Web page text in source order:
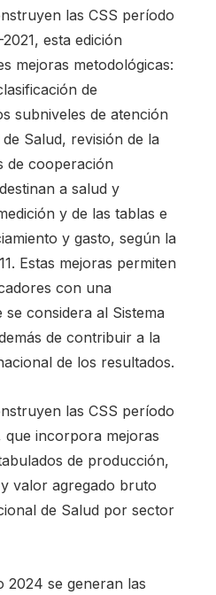
las CSS período
esta edición
mejoras metodológicas:
de
subniveles de atención
Salud, revisión de la
de cooperación
a salud y
y de las tablas e
y gasto, según la
Estas mejoras permiten
con una
considera al Sistema
de contribuir a la
de los resultados.
las CSS período
incorpora mejoras
de producción,
valor agregado bruto
de Salud por sector
2024 se generan las